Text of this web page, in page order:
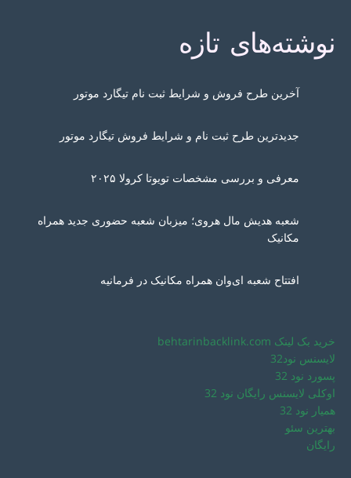
نوشته‌های تازه
آخرین طرح فروش و شرایط ثبت نام تیگارد موتور
جدیدترین طرح ثبت نام و شرایط فروش تیگارد موتور
معرفی و بررسی مشخصات تویوتا کرولا ۲۰۲۵
شعبه هدیش مال هروی؛ میزبان شعبه حضوری جدید همراه
مکانیک
افتتاح شعبه ای‌وان همراه مکانیک در فرمانیه
خرید بک لینک behtarinbacklink.com
لایسنس نود32
پسورد نود 32
اوکلی لایسنس رایگان نود 32
همیار نود 32
بهترین سئو
رایگان